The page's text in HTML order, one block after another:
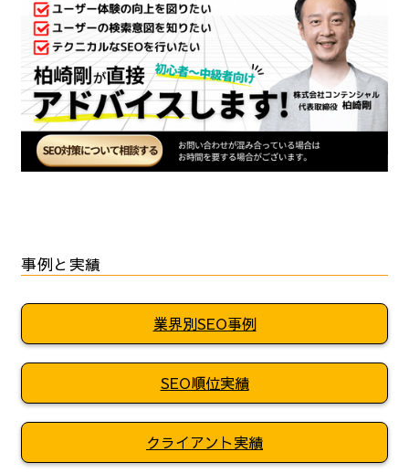
事例と実績
業界別SEO事例
SEO順位実績
クライアント実績